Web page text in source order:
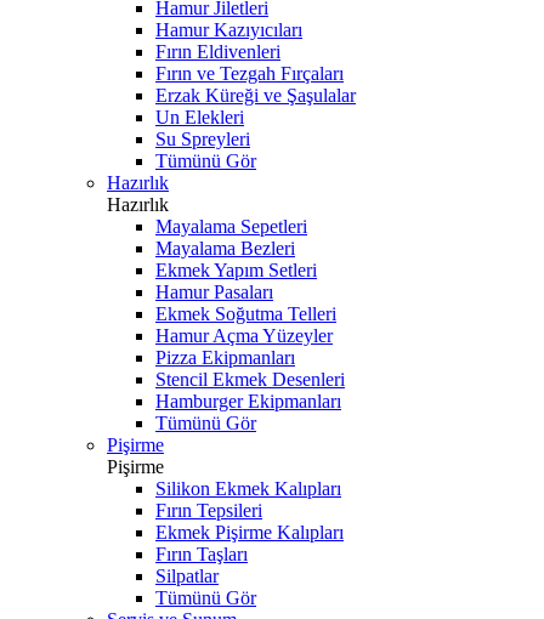
Hamur Jiletleri
Hamur Kazıyıcıları
Fırın Eldivenleri
Fırın ve Tezgah Fırçaları
Erzak Küreği ve Şaşulalar
Un Elekleri
Su Spreyleri
Tümünü Gör
Hazırlık
Hazırlık
Mayalama Sepetleri
Mayalama Bezleri
Ekmek Yapım Setleri
Hamur Pasaları
Ekmek Soğutma Telleri
Hamur Açma Yüzeyler
Pizza Ekipmanları
Stencil Ekmek Desenleri
Hamburger Ekipmanları
Tümünü Gör
Pişirme
Pişirme
Silikon Ekmek Kalıpları
Fırın Tepsileri
Ekmek Pişirme Kalıpları
Fırın Taşları
Silpatlar
Tümünü Gör